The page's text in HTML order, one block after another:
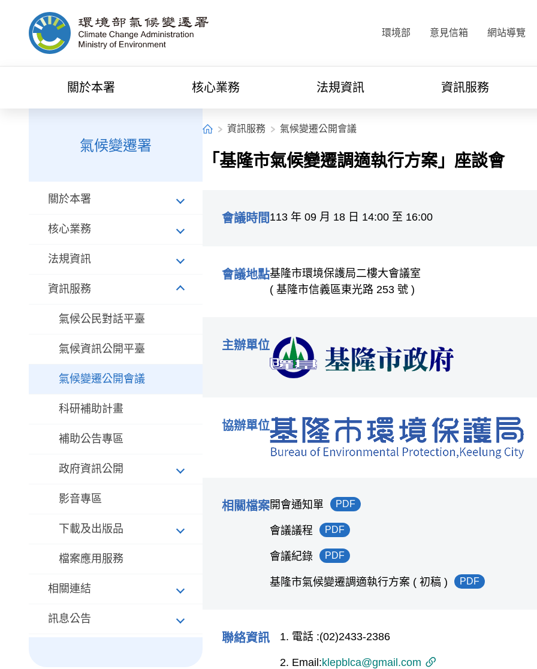
環境部 意見信箱 網站導覽
關於本署 核心業務 法規資訊 資訊服務
氣候變遷署
關於本署
核心業務
法規資訊
資訊服務
氣候公民對話平臺
氣候資訊公開平臺
氣候變遷公開會議
科研補助計畫
補助公告專區
政府資訊公開
影音專區
下載及出版品
檔案應用服務
相關連結
訊息公告
首頁資訊服務 氣候變遷公開會議
「基隆市氣候變遷調適執行方案」座談會
會議時間 113 年 09 月 18 日 14:00 至 16:00
會議地點基隆市環境保護局二樓大會議室
( 基隆市信義區東光路 253 號 )
主辦單位
協辦單位
相關檔案開會通知單 PDF
會議議程 PDF
會議紀錄 PDF
基隆市氣候變遷調適執行方案 ( 初稿 ) PDF
聯絡資訊 電話 :(02)2433-2386
Email:klepblca@gmail.com